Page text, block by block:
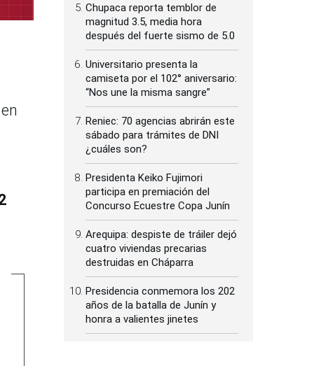
Chupaca reporta temblor de
magnitud 3.5, media hora
después del fuerte sismo de 5.0
Universitario presenta la
camiseta por el 102° aniversario:
“Nos une la misma sangre”
Reniec: 70 agencias abrirán este
sábado para trámites de DNI
¿cuáles son?
Presidenta Keiko Fujimori
participa en premiación del
Concurso Ecuestre Copa Junín
Arequipa: despiste de tráiler dejó
cuatro viviendas precarias
destruidas en Cháparra
Presidencia conmemora los 202
años de la batalla de Junín y
honra a valientes jinetes